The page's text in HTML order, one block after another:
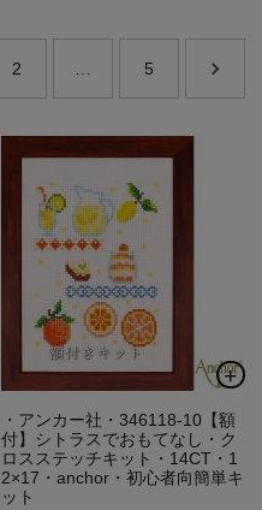
2 5
・アンカー社・346118-10【額
付】シトラスでおもてなし・ク
ロスステッチキット・14CT・1
2×17・anchor・初心者向簡単キ
ット